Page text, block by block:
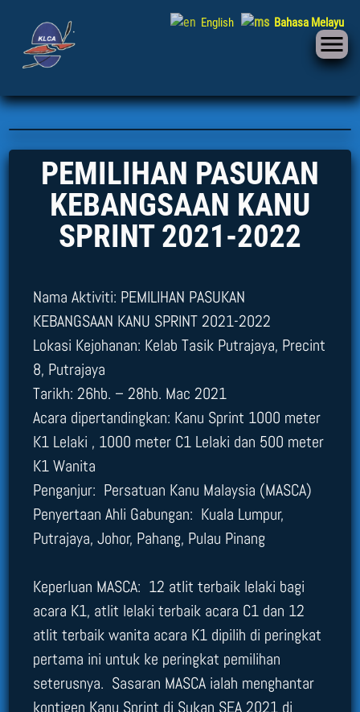
PEMILIHAN PASUKAN
KEBANGSAAN KANU
SPRINT 2021-2022
Nama Aktiviti: PEMILIHAN PASUKAN
KEBANGSAAN KANU SPRINT 2021-2022
Lokasi Kejohanan: Kelab Tasik Putrajaya, Precint
8, Putrajaya
Tarikh: 26hb. – 28hb. Mac 2021
Acara dipertandingkan: Kanu Sprint 1000 meter
K1 Lelaki , 1000 meter C1 Lelaki dan 500 meter
K1 Wanita
Penganjur: Persatuan Kanu Malaysia (MASCA)
Penyertaan Ahli Gabungan: Kuala Lumpur,
Putrajaya, Johor, Pahang, Pulau Pinang
Keperluan MASCA: 12 atlit terbaik lelaki bagi
acara K1, atlit lelaki terbaik acara C1 dan 12
atlit terbaik wanita acara K1 dipilih di peringkat
pertama ini untuk ke peringkat pemilihan
seterusnya. Sasaran MASCA ialah menghantar
kontigen Kanu Sprint di Sukan SEA 2021 di
English Bahasa Melayu